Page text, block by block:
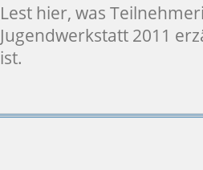
Lest hier, was
Jugendwerkstatt 2011
ist.